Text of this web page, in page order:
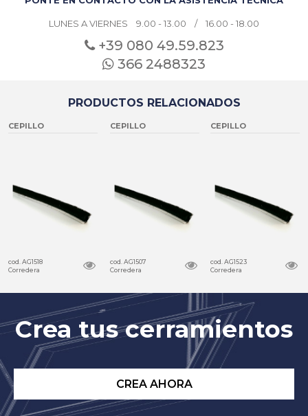
LUNES A VIERNES 9.00 - 13.00 / 16.00 - 18.00
+39 080 49.59.823
366 2488323
PRODUCTOS RELACIONADOS
CEPILLO
cod. AG1518
Corredera
CEPILLO
cod. AG1507
Corredera
CEPILLO
cod. AG1523
Corredera
Crea tus cerramientos
CREA AHORA